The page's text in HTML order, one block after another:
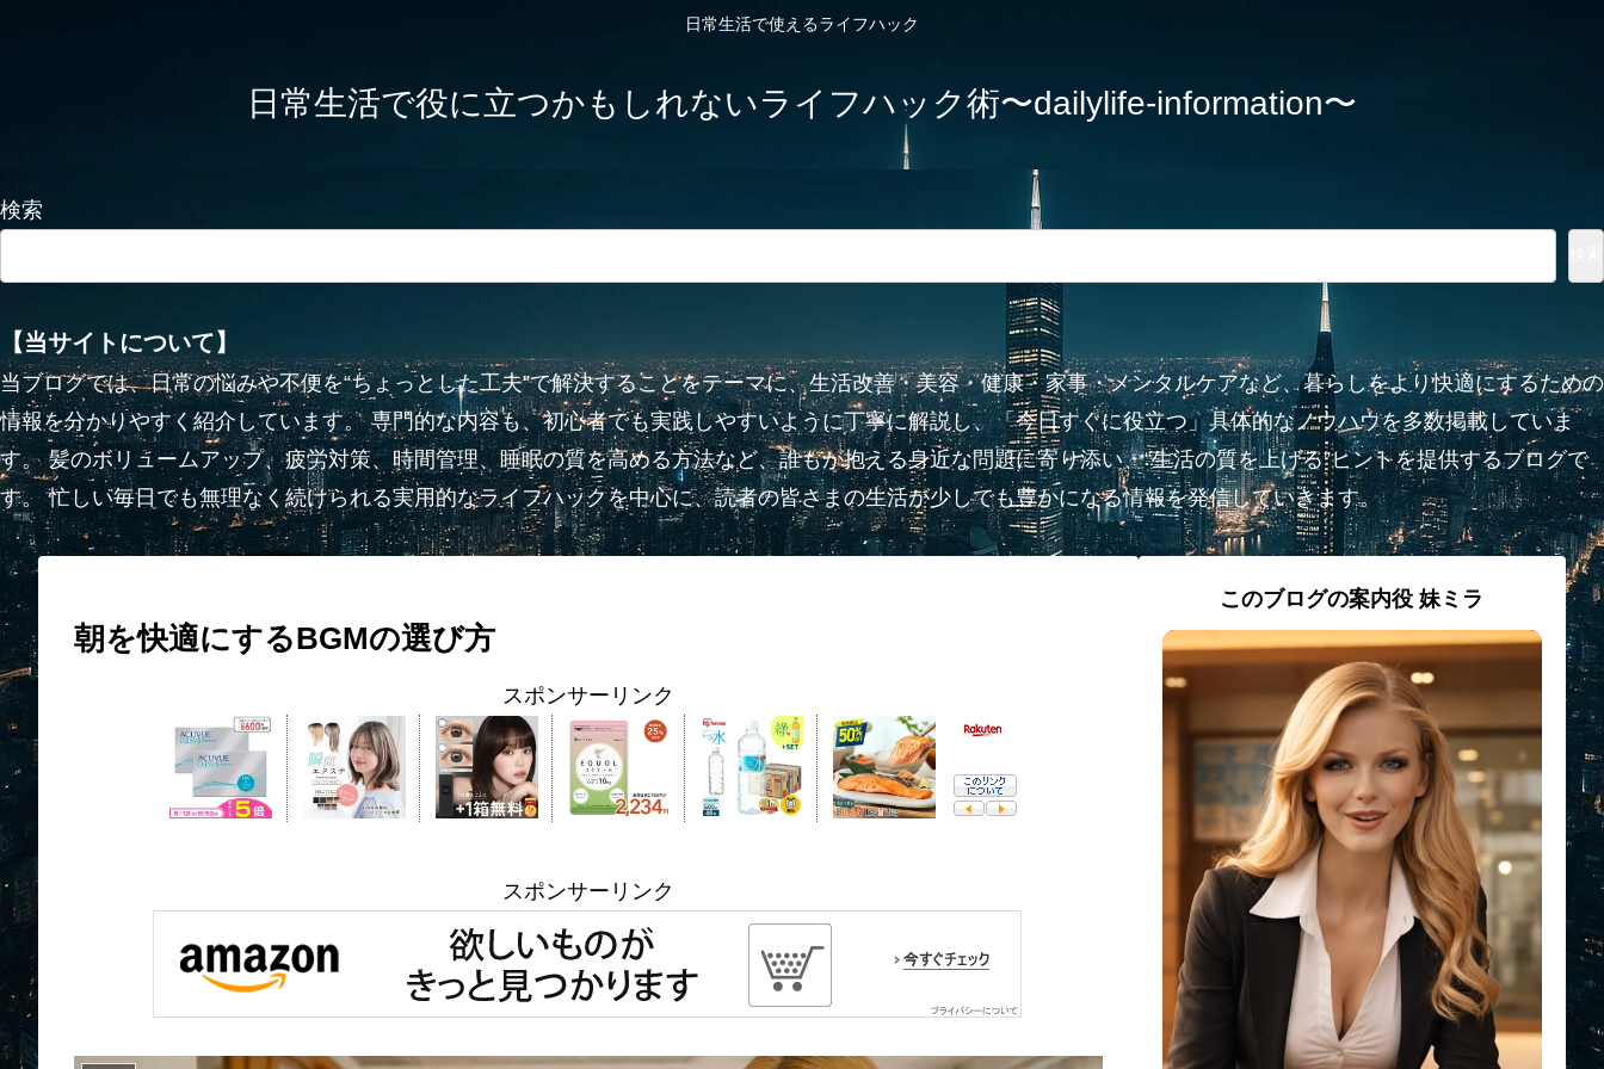
日常生活で使えるライフハック
日常生活で役に立つかもしれないライフハック術〜dailylife-information〜
検索
【当サイトについて】
当ブログでは、日常の悩みや不便を“ちょっとした工夫”で解決することをテーマに、生活改善・美容・健康・家事・メンタルケアなど、暮らしをより快適にするための
情報を分かりやすく紹介しています。 専門的な内容も、初心者でも実践しやすいように丁寧に解説し、「今日すぐに役立つ」具体的なノウハウを多数掲載していま
す。 髪のボリュームアップ、疲労対策、時間管理、睡眠の質を高める方法など、誰もが抱える身近な問題に寄り添い、“生活の質を上げる”ヒントを提供するブログで
す。 忙しい毎日でも無理なく続けられる実用的なライフハックを中心に、読者の皆さまの生活が少しでも豊かになる情報を発信していきます。
朝を快適にするBGMの選び方
スポンサーリンク
スポンサーリンク
このブログの案内役 妹ミラ